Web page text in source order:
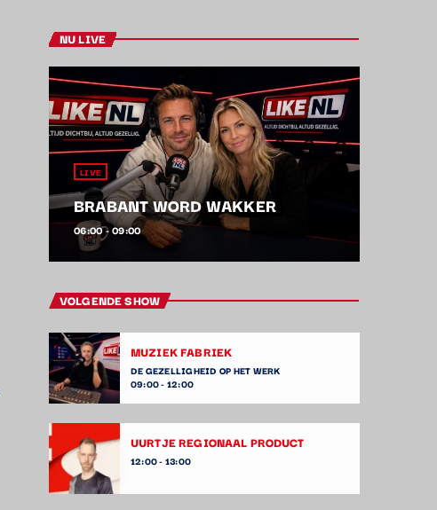
NU LIVE
LIVE
BRABANT WORD WAKKER
06:00 - 09:00
VOLGENDE SHOW
MUZIEK FABRIEK
DE GEZELLIGHEID OP HET WERK
09:00 - 12:00
UURTJE REGIONAAL PRODUCT
12:00 - 13:00